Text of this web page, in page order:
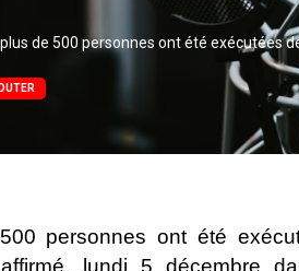
plus de 500 personnes ont été exécutées
personnes ont été
lundi 5 décembre